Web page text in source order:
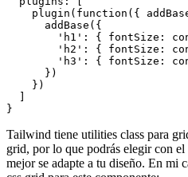
plugin(function({
      addBase({
'h1': { fontSize:
'h2': { fontSize:
'h3': { fontSize:
      })
    })
  ]
Tailwind tiene utilities class para
grid, por lo que podrás elegir con el
mejor se adapte a tu diseño. En mi